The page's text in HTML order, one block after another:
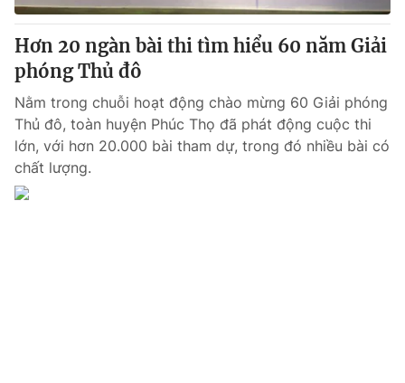
Chuyên mục khác
Emagazine Podcast
Photo Infographic
Video Shorts video
Hơn 20 ngàn bài thi tìm hiểu 60 năm Giải
phóng Thủ đô
Nằm trong chuỗi hoạt động chào mừng 60 Giải phóng
Thủ đô, toàn huyện Phúc Thọ đã phát động cuộc thi
lớn, với hơn 20.000 bài tham dự, trong đó nhiều bài có
chất lượng.